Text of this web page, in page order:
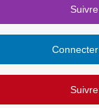
Suivre
Connecter
Suivre